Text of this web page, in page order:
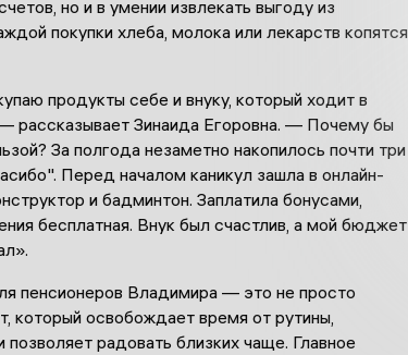
но и в умении извлекать выгоду из
покупки хлеба, молока или лекарств копятся
продукты себе и внуку, который ходит в
рассказывает Зинаида Егоровна. — Почему бы
За полгода незаметно накопилось почти три
Перед началом каникул зашла в онлайн-
и бадминтон. Заплатила бонусами,
бесплатная. Внук был счастлив, а мой бюджет
пенсионеров Владимира — это не просто
который освобождает время от рутины,
радовать близких чаще. Главное